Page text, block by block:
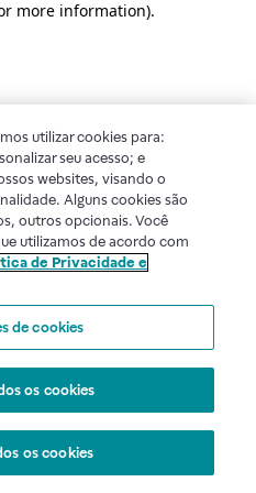
more information).
utilizar cookies para:
seu acesso; e
websites, visando o
Alguns cookies são
outros opcionais. Você
utilizamos de acordo com
de Privacidade e
de cookies
os cookies
os cookies